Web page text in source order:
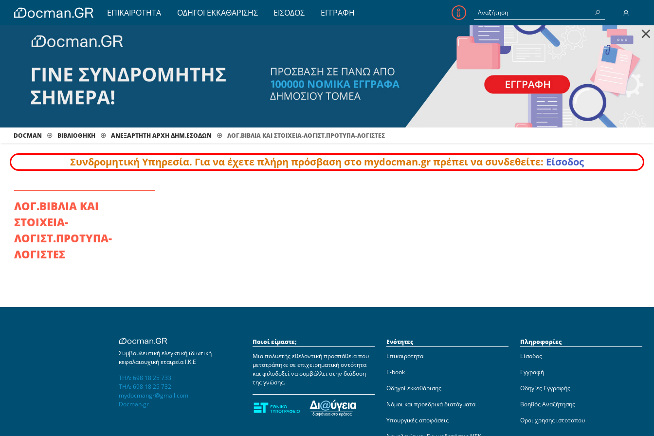
ΕΠΙΚΑΙΡΟΤΗΤΑ ΟΔΗΓΟΙ ΕΚΚΑΘΑΡΙΣΗΣ ΕΙΣΟΔΟΣ ΕΓΓΡΑΦΗ
E-Mail
Κωδικός
Να με θυμάσαι
×
DOCMAN ΒΙΒΛΙΟΘΗΚΗ ΑΝΕΞΑΡΤΗΤΗ ΑΡΧΗ ΔΗΜ.ΕΣΟΔΩΝ ΛΟΓ.ΒΙΒΛΙΑ ΚΑΙ ΣΤΟΙΧΕΙΑ-ΛΟΓΙΣΤ.ΠΡΟΤΥΠΑ-ΛΟΓΙΣΤΕΣ
Συνδρομητική Υπηρεσία. Για να έχετε πλήρη πρόσβαση στο mydocman.gr πρέπει να συνδεθείτε: Είσοδος
ΛΟΓ.ΒΙΒΛΙΑ ΚΑΙ
ΣΤΟΙΧΕΙΑ-
ΛΟΓΙΣΤ.ΠΡΟΤΥΠΑ-
ΛΟΓΙΣΤΕΣ
Συμβουλευτική ελεγκτική ιδιωτική
κεφαλαιουχική εταιρεία Ι.Κ.Ε
ΤΗΛ: 698 18 25 733
ΤΗΛ: 698 18 25 732
mydocmangr@gmail.com
Docman.gr
Ποιοί είμαστε;
Μια πολυετής εθελοντική προσπάθεια που
μετατράπηκε σε επιχειρηματική οντότητα
και φιλοδοξεί να συμβάλλει στην διάδοση
της γνώσης.
Ενότητες
Επικαιρότητα
E-book
Οδηγοί εκκαθάρισης
Νόμοι και προεδρικά διατάγματα
Υπουργικές αποφάσεις
Πληροφορίες
Είσοδος
Εγγραφή
Οδηγίες Εγγραφής
Βοηθός Αναζήτησης
Οροι χρησης ιστοτοπου